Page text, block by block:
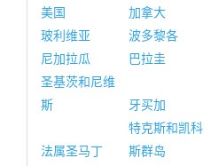
美国 加拿大
玻利维亚
波多黎各
尼加拉瓜
巴拉圭
圣基茨和尼维
斯
牙买加
法属圣马丁
特克斯和凯科
斯群岛